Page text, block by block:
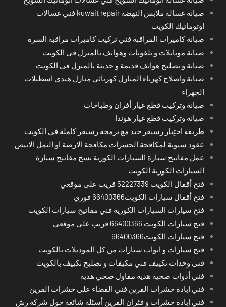
صيانة غسالة ملابس النهضة kuwait repair فني غسالات
اوتوماتيك الكويت
صيانة كاميرات المراقبة فني تركيب كاميرات مراقبة السرة
صيانة موبايلات و تلفونات وهواتف بالمنزل في الكويت
صيانة و تصليح هواتف قديمة و حديثة بالمنزل في الكويت
صيانة واصلاح كهرباء المنازل كهربائي منازل هندي اسطبلات
الجهراء
صيانة وتركيب قطع غيار أفران وطباخات
صيانة وتركيب قطع غيار هوندا
طريقة اختِيار رسيفر جيد مع برمجة رسيفر كاملة في الكويت
عقود سنوية لمكافحة الحشرات مكافحة الارضة او النمل الابيض
عمل مفاتيح سيارة السيارات الكورية نسخ مفاتيح سيارة
السيارات الكورية الكويت
فتح أقفال الكويت 52227339 قريب على موقعي
فتح أقفال سيارات الكويت66400366 فوري
فتح سيارات السيارات الكورية فني مفاتيح سيارات الكويت
فتح سيارات الكويت 66400366 قريب على موقعي
فتح سيارات الكويت66400366
فتح سيارات و ابواب سيارات من كل الموديلات بالكويت
فنى وحدات تكييف فني مكيفات و تصليح تكييف بالكويت
فني أدوات صحية هدية مقاول صحي هدية
فني إبادة حشرات القرين فني القضاء على حشرات القرين
فني إبادة حشرات و فئران القرين أسئلة شائعة حول شركة رش